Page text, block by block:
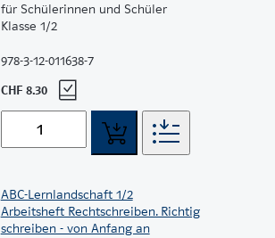
für Schülerinnen und Schüler
Klasse 1/2
978-3-12-011638-7
CHF 8.30
ABC-Lernlandschaft 1/2
Arbeitsheft Rechtschreiben. Richtig
schreiben - von Anfang an